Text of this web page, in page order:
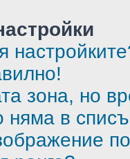
зона, но
няма в